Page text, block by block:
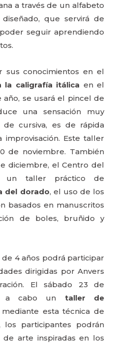
a través de un alfabeto
que servirá de
seguir aprendiendo
sus conocimientos en el
la caligrafía itálica en el
se usará el pincel de
una sensación muy
cursiva, es de rápida
Este taller
de noviembre. También
diciembre, el Centro del
un taller práctico de
del dorado, el uso de los
basados en manuscritos
de boles, bruñido y
4 años podrá participar
dirigidas por Anvers
El sábado 23 de
a cabo un taller de
esta técnica de
los participantes podrán
arte inspiradas en los